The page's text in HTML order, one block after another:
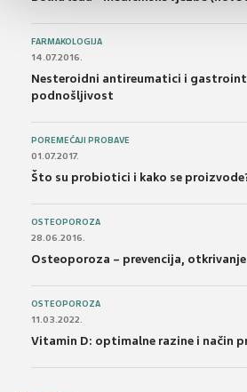
FARMAKOLOGIJA
14.07.2016.
Nesteroidni antireumatici i
podnošljivost
POREMEĆAJI PROBAVE
01.07.2017.
Što su probiotici i kako se
OSTEOPOROZA
28.06.2016.
Osteoporoza – prevencija,
OSTEOPOROZA
11.03.2022.
Vitamin D: optimalne razine i način